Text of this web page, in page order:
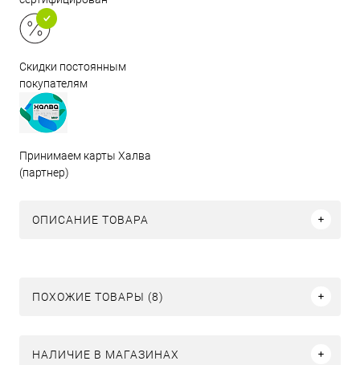
Скидки постоянным
покупателям
Принимаем карты Халва
(партнер)
ОПИСАНИЕ ТОВАРА
ПОХОЖИЕ ТОВАРЫ (8)
НАЛИЧИЕ В МАГАЗИНАХ